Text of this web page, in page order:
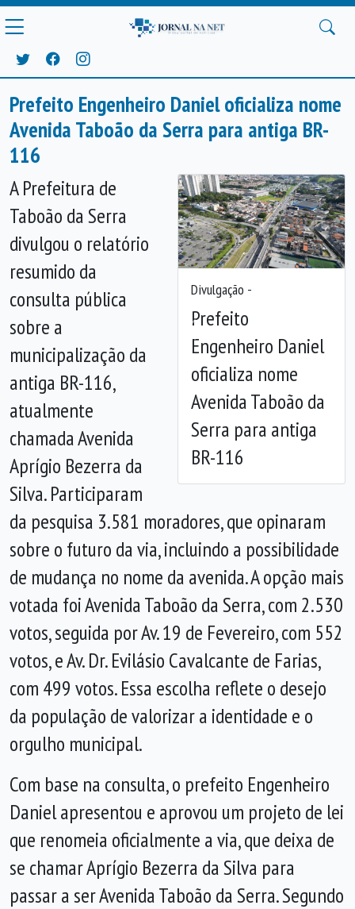
Prefeito Engenheiro Daniel oficializa nome
Avenida Taboão da Serra para antiga BR-
116
Divulgação -
Prefeito
Engenheiro Daniel
oficializa nome
Avenida Taboão da
Serra para antiga
BR-116
Anterior
A Prefeitura de
Taboão da Serra
divulgou o relatório
resumido da
consulta pública
sobre a
municipalização da
antiga BR-116,
atualmente
chamada Avenida
Aprígio Bezerra da
Silva. Participaram
da pesquisa 3.581 moradores, que opinaram
sobre o futuro da via, incluindo a possibilidade
de mudança no nome da avenida. A opção mais
votada foi Avenida Taboão da Serra, com 2.530
votos, seguida por Av. 19 de Fevereiro, com 552
votos, e Av. Dr. Evilásio Cavalcante de Farias,
com 499 votos. Essa escolha reflete o desejo
da população de valorizar a identidade e o
orgulho municipal.
Com base na consulta, o prefeito Engenheiro
Daniel apresentou e aprovou um projeto de lei
que renomeia oficialmente a via, que deixa de
se chamar Aprígio Bezerra da Silva para
passar a ser Avenida Taboão da Serra. Segundo